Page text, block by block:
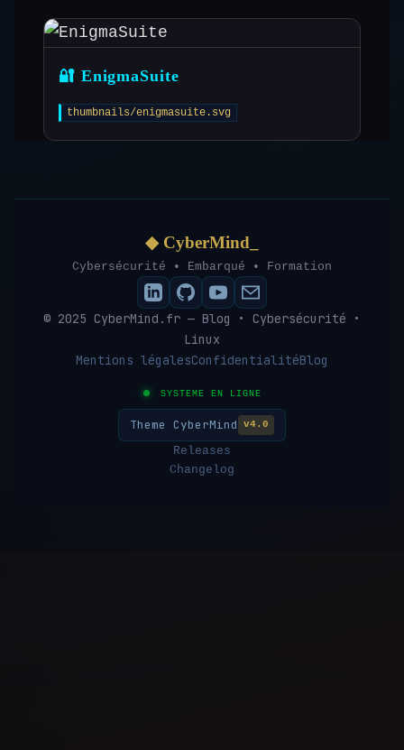
🔐 EnigmaSuite
thumbnails/enigmasuite.svg
◆ CyberMind_
Cybersécurité • Embarqué • Formation
© 2025 CyberMind.fr — Blog • Cybersécurité •
Linux
Mentions légalesConfidentialitéBlog
SYSTEME EN LIGNE
Theme CyberMind v4.0
Releases
Changelog